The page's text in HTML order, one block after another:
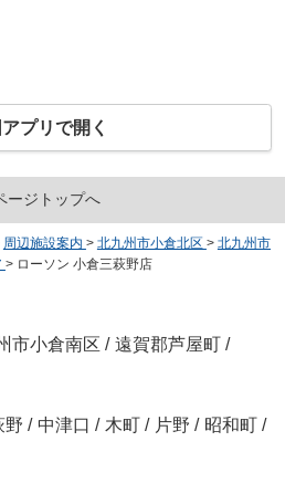
プリで開く
ージトップへ
周辺施設案内 > 北九州市小倉北区 > 北九州市
> ローソン 小倉三萩野店
市小倉南区 / 遠賀郡芦屋町 /
野 / 中津口 / 木町 / 片野 / 昭和町 /